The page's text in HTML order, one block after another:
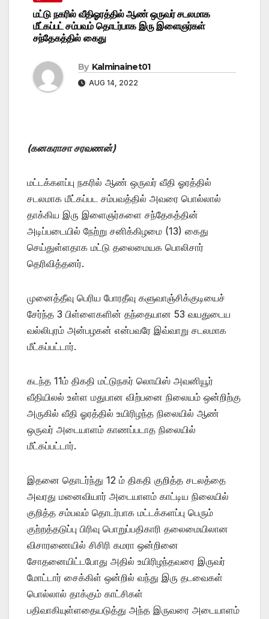
மட்டு நகரில் வீதிஓரத்தில் ஆண் ஒருவர் சடலமாக
மீட்கப்பட் சம்பவம் தொடர்பாக இரு இளைஞர்கள்
சந்தேகத்தில் கைது
By Kalminainet01
AUG 14, 2022
(கனகராசா சரவணன்)
மட்டக்களப்பு நகரில் ஆண் ஒருவர் வீதி ஓரத்தில்
சடலமாக மீட்கப்பட சம்பவத்தில் அவரை பொல்லால்
தாக்கிய இரு இளைஞர்களை சந்தேகத்தின்
அடிப்படையில் நேற்று சனிக்கிழமை (13) கைது
செய்துள்ளதாக மட்டு தலைமையக பொலிசார்
தெரிவித்தனர்.
முனைத்தீவு பெரிய போரதீவு களுவாஞ்சிக்குடியைச்
சேர்ந்த 3 பிள்ளைகளின் தந்தையான 53 வயதுடைய
வல்லிபுரம் அன்பழகன் என்பவரே இவ்வாறு சடலமாக
மீட்கப்பட்டார்.
கடந்த 11ம் திகதி மட்டுநகர் லொயிஸ் அவனியூர்
வீதியிலல் உள்ள மதுபான விற்பனை நிலையம் ஒன்றிற்கு
அருகில் வீதி ஓரத்தில் உயிரிழந்த நிலையில் ஆண்
ஒருவர் அடையாளம் காணப்படாத நிலையில்
மீட்கப்பட்டார்.
இதனை தொடர்ந்து 12 ம் திகதி குறித்த சடலத்தை
அவரது மனைவியார் அடையாளம் காட்டிய நிலையில்
குறித்த சம்பவம் தொடர்பாக மட்டக்களப்பு பெரும்
குற்றத்தடுப்பு பிரிவு பொறுப்பதிகாரி தலைமையிலான
விசாரணையில் சிசிரி கமரா ஒன்றினை
சோதனையிட்டபோது அதில் உயிரிழந்தவரை இருவர்
மோட்டார் சைக்கிள் ஒன்றில் வந்து இரு தடவைகள்
பொல்லால் தாக்கும் காட்சிகள்
பதிவாகியுள்ளதையடுத்து அந்த இருவரை அடையாளம்